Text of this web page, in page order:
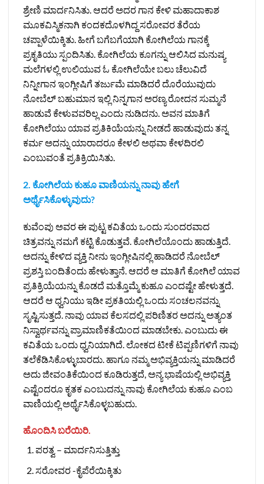
ಶ್ರೇಣಿ ಮಾರ್ದನಿಸಿತು. ಆದರೆ ಅದರ ಗಾನ ಕೇಳಿ ಮಹಾದಾಕಾಶ
ಮೂಕವಿಸ್ಮಿಕನಾಗಿ ಕಂದಕದೊಳಗಿದ್ದ ಸರೋವರ ತೆರೆಯ
ಚಪ್ಪಾಳೆಯಿಕ್ಕಿತು. ಹೀಗೆ ಬಗೆಬಗೆಯಾಗಿ ಕೋಗಿಲೆಯ ಗಾನಕ್ಕೆ
ಪ್ರಕೃತಿಯು ಸ್ಪಂದಿಸಿತು. ಕೋಗಿಲೆಯ ಕೂಗನ್ನು ಆಲಿಸಿದ ಮನುಷ್ಯ
ಮಲೆಗಳಲ್ಲಿ ಉಲಿಯುವ ಓ ಕೋಗಿಲೆಯೇ ಬಲು ಚೆಲುವಿದೆ
ನಿನ್ನೀಗಾನ ಇಂಗ್ಲೀಷಿಗೆ ತರ್ಜುಮೆ ಮಾಡಿದರೆ ದೊರೆಯುವುದು
ನೋಬೆಲ್‌ ಬಹುಮಾನ ಇಲ್ಲಿ ನಿನ್ನಗಾನ ಅರಣ್ಯ ರೋದನ ಸುಮ್ಮನೆ
ಹಾಡುವೆ ಕೇಳುವವರಿಲ್ಲ ಎಂದು ನುಡಿದನು. ಅವನ ಮಾತಿಗೆ
ಕೋಗಿಲೆಯು ಯಾವ ಪ್ರತಿಕಿಯೆಯನ್ನು ನೀಡದೆ ಹಾಡುವುದು ತನ್ನ
ಕರ್ಮ ಅದನ್ನು ಯಾರಾದರೂ ಕೇಳಲಿ ಅಥವಾ ಕೇಳದಿರಲಿ
ಎಂಬುವಂತೆ ಪ್ರತಿಕ್ರಿಯಿಸಿತು.
2. ಕೋಗಿಲೆಯ ಕುಹೂ ವಾಣಿಯನ್ನು ನಾವು ಹೇಗೆ
ಅರ್ಥೈಸಿಕೊಳ್ಳುವುದು?
ಕುವೆಂಪು ಅವರ ಈ ಪುಟ್ಟ ಕವಿತೆಯ ಒಂದು ಸುಂದರವಾದ
ಚಿತ್ರವನ್ನು ನಮಗೆ ಕಟ್ಟಿ ಕೊಡುತ್ತವೆ. ಕೋಗಿಲೆಯೊಂದು ಹಾಡುತ್ತಿದೆ.
ಅದನ್ನು ಕೇಳಿದ ವ್ಯಕ್ತಿ ನೀನು ಇಂಗ್ಲೀಷಿನಲ್ಲಿ ಹಾಡಿದರೆ ನೋಬೆಲ್‌
ಪ್ರಶಸ್ತಿ ಬಂದಿತೆಂದು ಹೇಳುತ್ತಾನೆ. ಆದರೆ ಆ ಮಾತಿಗೆ ಕೋಗಿಲೆ ಯಾವ
ಪ್ರತಿಕ್ರಿಯೆಯನ್ನು ಕೊಡದೆ ಮತ್ತೊಮ್ಮೆ ಕುಹೂ ಎಂದಷ್ಟೇ ಹೇಳುತ್ತದೆ.
ಆದರೆ ಆ ಧ್ವನಿಯು ಇಡೀ ಪ್ರಕತಿಯಲ್ಲಿ ಒಂದು ಸಂಚಲನವನ್ನು
ಸೃಷ್ಟಿಸುತ್ತದೆ. ನಾವು ಯಾವ ಕೆಲಸದಲ್ಲಿ ಪರಿಣಿತರ ಅದನ್ನು ಅತ್ಯಂತ
ನಿಸ್ವಾರ್ಥವನ್ನು ಪ್ರಾಮಾಣಿಕತೆಯಿಂದ ಮಾಡಬೇಕು. ಎಂಬುದು ಈ
ಕವಿತೆಯ ಒಂದು ಧ್ವನಿಯಾಗಿದೆ. ಲೋಕದ ಟೀಕೆ ಟಿಪ್ಪಣಿಗಳಿಗೆ ನಾವು
ತಲೆಕೆಡಿಸಿಕೊಳ್ಳುಬಾರದು. ಹಾಗೂ ನಮ್ಮ ಅಭಿವ್ಯಕ್ತಿಯನ್ನು ಮಾಡಿದರೆ
ಅದು ಜೀವಂತಿಕೆಯಿಂದ ಕೂಡಿರುತ್ತದೆ, ಅನ್ಯ ಭಾಷೆಯಲ್ಲಿ ಅಭಿವ್ಯಕ್ತಿ
ಎಷ್ಟೆಂದರೂ ಕೃತಕ ಎಂಬುದನ್ನು ನಾವು ಕೋಗಿಲೆಯ ಕುಹೂ ಎಂಬ
ವಾಣಿಯಲ್ಲಿ ಅರ್ಥೈಸಿಕೊಳ್ಳಬಹುದು.
ಹೊಂದಿಸಿ ಬರೆಯಿರಿ.
ಪರತ್ವ – ಮಾರ್ದನಿಸುತ್ತಿತ್ತು
ಸರೋವರ -ಕೈಪೆರೆಯಿಕ್ಕಿತು